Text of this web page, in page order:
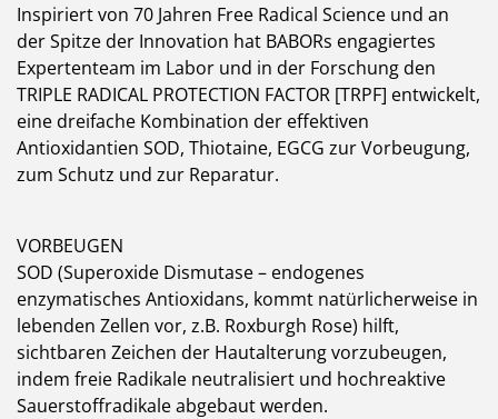
Inspiriert von 70 Jahren Free Radical Science und an
der Spitze der Innovation hat BABORs engagiertes
Expertenteam im Labor und in der Forschung den
TRIPLE RADICAL PROTECTION FACTOR [TRPF] entwickelt,
eine dreifache Kombination der effektiven
Antioxidantien SOD, Thiotaine, EGCG zur Vorbeugung,
zum Schutz und zur Reparatur.
VORBEUGEN
SOD (Superoxide Dismutase – endogenes
enzymatisches Antioxidans, kommt natürlicherweise in
lebenden Zellen vor, z.B. Roxburgh Rose) hilft,
sichtbaren Zeichen der Hautalterung vorzubeugen,
indem freie Radikale neutralisiert und hochreaktive
Sauerstoffradikale abgebaut werden.